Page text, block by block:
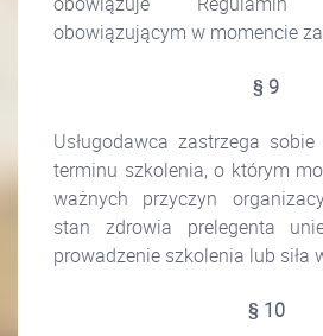
obowiązującym w momencie
§ 9
Usługodawca zastrzega
terminu szkolenia, o którym
ważnych przyczyn
stan zdrowia prelegenta
prowadzenie szkolenia lub siła
§ 10